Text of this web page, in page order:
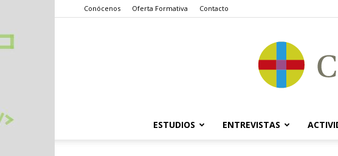
Conócenos Oferta Formativa Contacto
ESTUDIOS ENTREVISTAS